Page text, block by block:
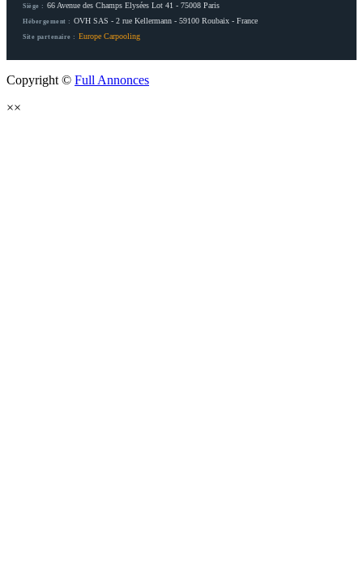
Siège : 66 Avenue des Champs Elysées Lot 41 - 75008 Paris
Hébergement : OVH SAS - 2 rue Kellermann - 59100 Roubaix - France
Site partenaire : Europe Carpooling
Copyright © Full Annonces
××